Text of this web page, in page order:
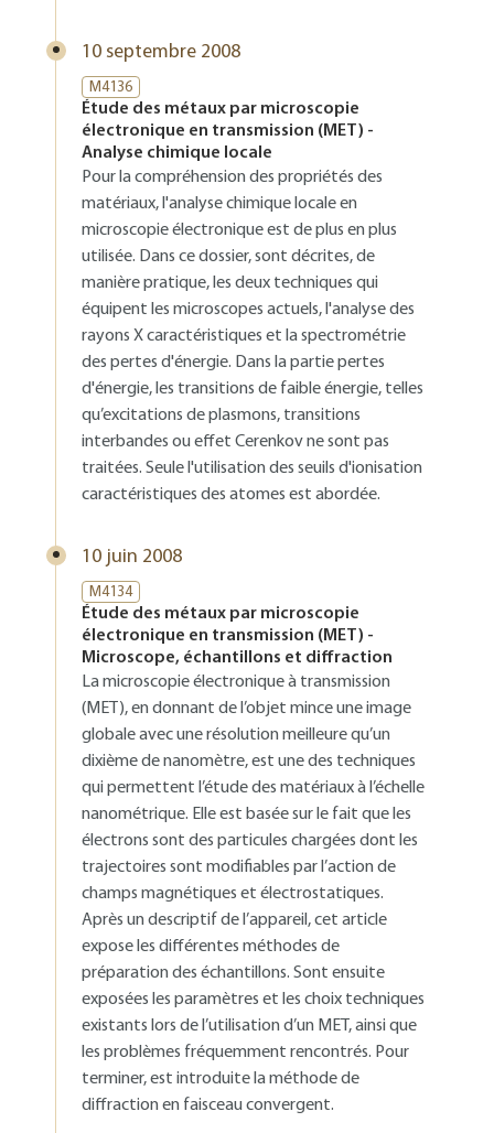
10 septembre 2008
M4136
Étude des métaux par microscopie
électronique en transmission (MET) -
Analyse chimique locale
Pour la compréhension des propriétés des
matériaux, l'analyse chimique locale en
microscopie électronique est de plus en plus
utilisée. Dans ce dossier, sont décrites, de
manière pratique, les deux techniques qui
équipent les microscopes actuels, l'analyse des
rayons X caractéristiques et la spectrométrie
des pertes d'énergie. Dans la partie pertes
d'énergie, les transitions de faible énergie, telles
qu’excitations de plasmons, transitions
interbandes ou effet Cerenkov ne sont pas
traitées. Seule l'utilisation des seuils d'ionisation
caractéristiques des atomes est abordée.
10 juin 2008
M4134
Étude des métaux par microscopie
électronique en transmission (MET) -
Microscope, échantillons et diffraction
La microscopie électronique à transmission
(MET), en donnant de l’objet mince une image
globale avec une résolution meilleure qu’un
dixième de nanomètre, est une des techniques
qui permettent l’étude des matériaux à l’échelle
nanométrique. Elle est basée sur le fait que les
électrons sont des particules chargées dont les
trajectoires sont modifiables par l’action de
champs magnétiques et électrostatiques.
Après un descriptif de l’appareil, cet article
expose les différentes méthodes de
préparation des échantillons. Sont ensuite
exposées les paramètres et les choix techniques
existants lors de l’utilisation d’un MET, ainsi que
les problèmes fréquemment rencontrés. Pour
terminer, est introduite la méthode de
diffraction en faisceau convergent.